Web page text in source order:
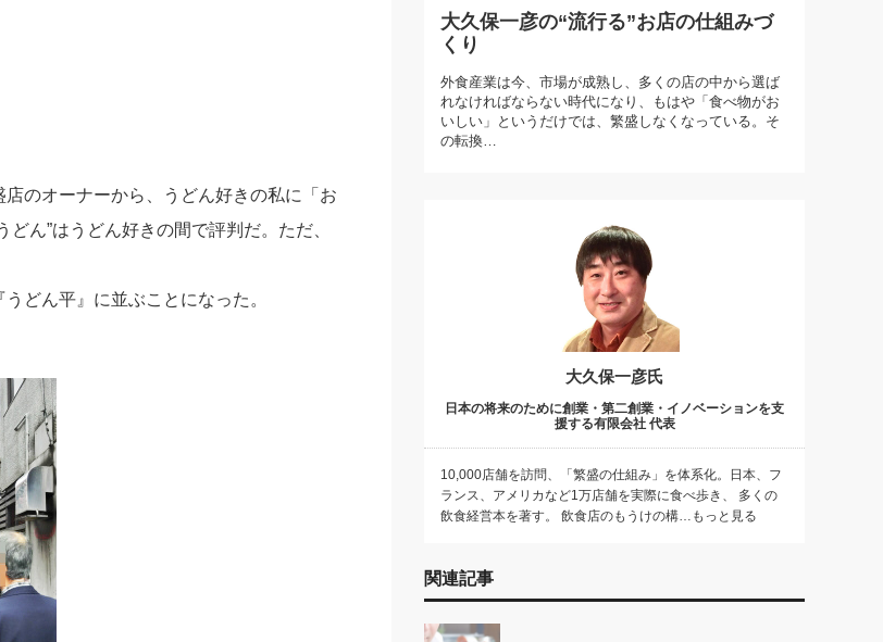
と組織を動かす(200)
社長の「氣」(30)
米国スポーツ・ビジネスに学ぶ心理学(98)
高橋一喜の『これぞ！"本物の温泉"』(157)
のオーナーから、うどん好きの私に「お
ん”はうどん好きの間で評判だ。ただ、
どん平』に並ぶことになった。
大久保一彦の“流行る”お店の仕組みづ
くり
外食産業は今、市場が成熟し、多くの店の中から選ば
れなければならない時代になり、もはや「食べ物がお
いしい」というだけでは、繁盛しなくなっている。そ
の転換…
大久保一彦氏
日本の将来のために創業・第二創業・イノベーションを支
援する有限会社 代表
10,000店舗を訪問、「繁盛の仕組み」を体系化。日本、フ
ランス、アメリカなど1万店舗を実際に食べ歩き、 多くの
飲食経営本を著す。 飲食店のもうけの構…もっと見る
関連記事